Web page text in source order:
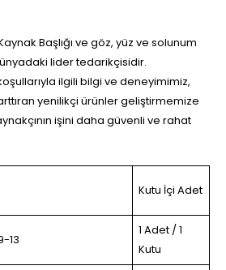
Başlığı ve göz, yüz ve solunum
lider tedarikçisidir.
ilgili bilgi ve deneyimimiz,
yenilikçi ürünler geliştirmemize
işini daha güvenli ve rahat
Kutu İçi Adet
13
1 Adet / 1
Kutu